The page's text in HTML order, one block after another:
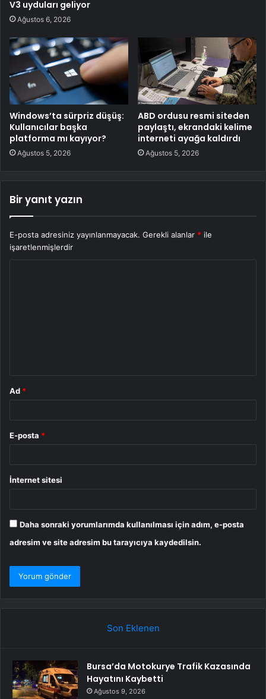
V3 uyduları geliyor
Ağustos 6, 2026
Windows’ta sürpriz düşüş:
Kullanıcılar başka
platforma mı kayıyor?
Ağustos 5, 2026
ABD ordusu resmi siteden
paylaştı, ekrandaki kelime
interneti ayağa kaldırdı
Ağustos 5, 2026
Bir yanıt yazın
E-posta adresiniz yayınlanmayacak. Gerekli alanlar * ile
işaretlenmişlerdir
Ad *
E-posta *
İnternet sitesi
Daha sonraki yorumlarımda kullanılması için adım, e-posta
adresim ve site adresim bu tarayıcıya kaydedilsin.
Son Eklenen
Bursa’da Motokurye Trafik Kazasında
Hayatını Kaybetti
Ağustos 9, 2026